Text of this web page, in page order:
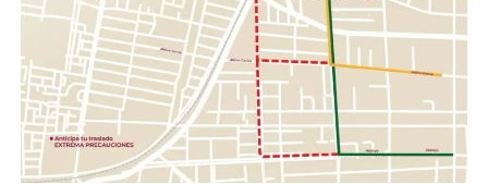
Con esta acción, el Gobierno de la Gente, a través del
Sistema DIF Estatal Guanajuato y el Voluntariado de la
Gente, fortalece los valores de solidaridad, empatía y
unión entre las familias guanajuatenses, impulsando una
red de apoyo que permita llevar esperanza y ayuda a
quienes hoy enfrentan una de las situaciones más
complejas de su historia reciente.